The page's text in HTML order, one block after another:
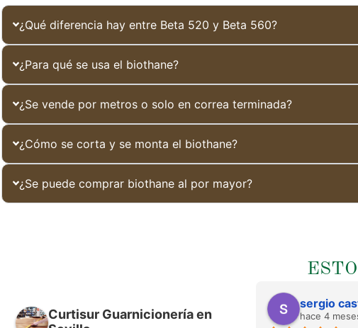
¿Qué diferencia hay entre Beta 520 y Beta 560?
¿Para qué se usa el biothane?
¿Se vende por metros o solo en correa terminada?
¿Cómo se corta y se monta el biothane?
¿Se puede comprar biothane al por mayor?
Curtisur Guarnicionería en
sergio
hace 4